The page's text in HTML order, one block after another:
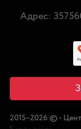
Адрес:
2015–2026 © -